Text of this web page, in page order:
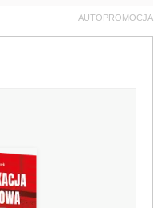
AUTOPROMOCJA